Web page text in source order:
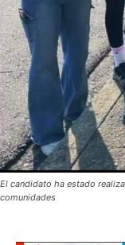
El candidato ha estado
comunidades